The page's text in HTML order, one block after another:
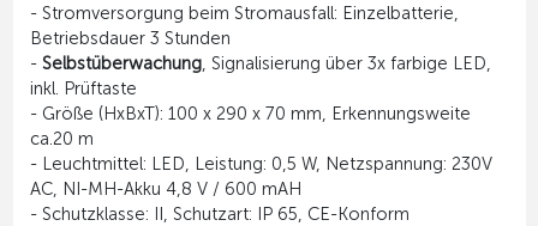
- Stromversorgung beim Stromausfall: Einzelbatterie,
Betriebsdauer 3 Stunden
- Selbstüberwachung, Signalisierung über 3x farbige LED,
inkl. Prüftaste
- Größe (HxBxT): 100 x 290 x 70 mm, Erkennungsweite
ca.20 m
- Leuchtmittel: LED, Leistung: 0,5 W, Netzspannung: 230V
AC, NI-MH-Akku 4,8 V / 600 mAH
- Schutzklasse: II, Schutzart: IP 65, CE-Konform